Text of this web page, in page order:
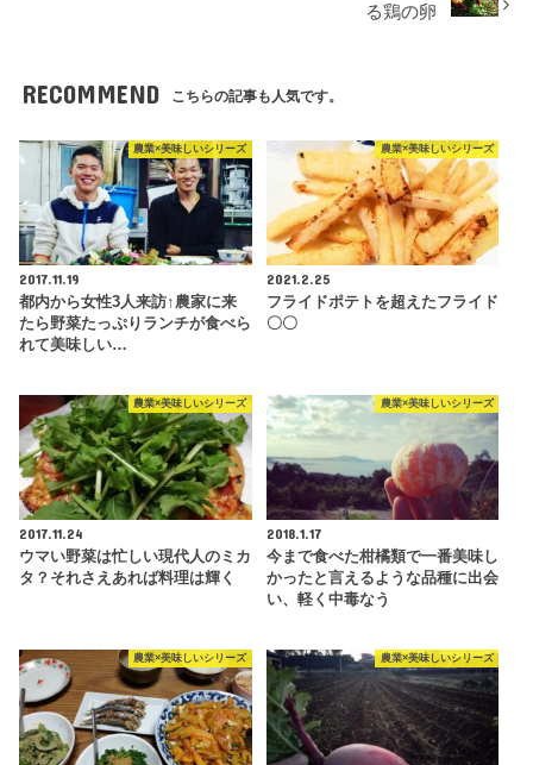
る鶏の卵
RECOMMEND こちらの記事も人気です。
農業×美味しいシリーズ
2017.11.19
都内から女性3人来訪↑農家に来
たら野菜たっぷりランチが食べら
れて美味しい…
農業×美味しいシリーズ
2021.2.25
フライドポテトを超えたフライド
〇〇
農業×美味しいシリーズ
2017.11.24
ウマい野菜は忙しい現代人のミカ
タ？それさえあれば料理は輝く
農業×美味しいシリーズ
2018.1.17
今まで食べた柑橘類で一番美味し
かったと言えるような品種に出会
い、軽く中毒なう
農業×美味しいシリーズ 農業×美味しいシリーズ